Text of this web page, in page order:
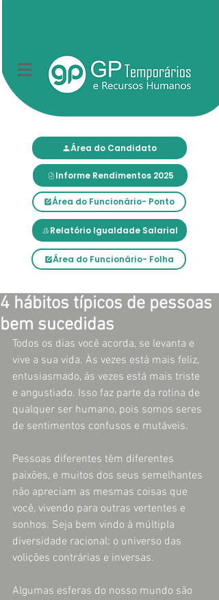
Área do Candidato
Informe Rendimentos 2025
Área do Funcionário- Ponto
Relatório Igualdade Salarial
Área do Funcionário- Folha
4 hábitos típicos de pessoas
bem sucedidas
Todos os dias você acorda, se levanta e
vive a sua vida. Às vezes está mais feliz,
entusiasmado, às vezes está mais triste
e angustiado. Isso faz parte da rotina de
qualquer ser humano, pois somos seres
de sentimentos confusos e mutáveis.
Pessoas diferentes têm diferentes
paixões, e muitos dos seus semelhantes
não apreciam as mesmas coisas que
você, vivendo para outras vertentes e
sonhos. Seja bem vindo à múltipla
diversidade racional: o universo das
volições contrárias e inversas.
Algumas esferas do nosso mundo são